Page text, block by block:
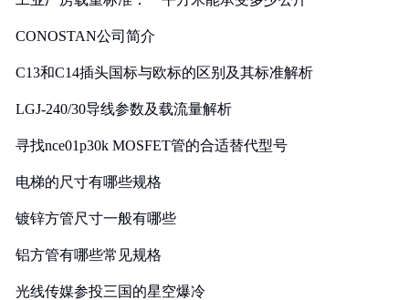
CONOSTAN公司简介
C13和C14插头国标与欧标的区别及其标准解析
LGJ-240/30导线参数及载流量解析
寻找nce01p30k MOSFET管的合适替代型号
电梯的尺寸有哪些规格
镀锌方管尺寸一般有哪些
铝方管有哪些常见规格
光线传媒参投三国的星空爆冷